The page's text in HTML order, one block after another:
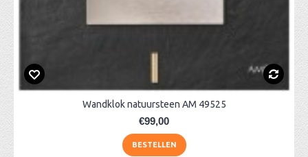
Wandklok natuursteen AM 49525
€99,00
BESTELLEN